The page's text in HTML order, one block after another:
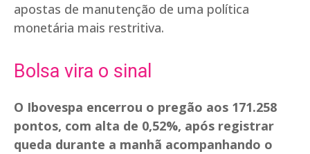
apostas de manutenção de uma política
monetária mais restritiva.
Bolsa vira o sinal
O Ibovespa encerrou o pregão aos 171.258
pontos, com alta de 0,52%, após registrar
queda durante a manhã acompanhando o